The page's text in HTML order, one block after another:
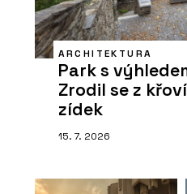
ARCHITEKTURA
Park s
Zrodil se z
zídek
15. 7. 2026